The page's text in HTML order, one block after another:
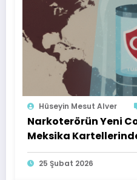
Hüseyin Mesut Alver
Narkoterörün Yeni
Meksika
Çıkarılan Dersler
25 Şubat 2026